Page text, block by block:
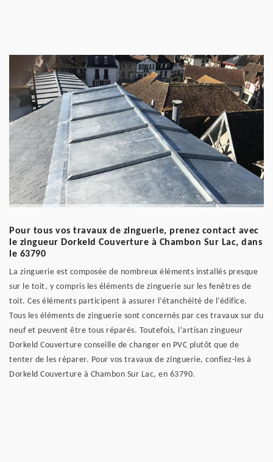
Pour tous vos travaux de zinguerie, prenez contact avec
le zingueur Dorkeld Couverture à Chambon Sur Lac, dans
le 63790
La zinguerie est composée de nombreux éléments installés presque
sur le toit, y compris les éléments de zinguerie sur les fenêtres de
toit. Ces éléments participent à assurer l’étanchéité de l’édifice.
Tous les éléments de zinguerie sont concernés par ces travaux sur du
neuf et peuvent être tous réparés. Toutefois, l’artisan zingueur
Dorkeld Couverture conseille de changer en PVC plutôt que de
tenter de les réparer. Pour vos travaux de zinguerie, confiez-les à
Dorkeld Couverture à Chambon Sur Lac, en 63790.